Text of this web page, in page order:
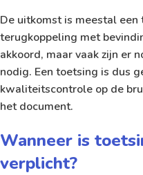
De uitkomst is meestal
terugkoppeling met
akkoord, maar vaak zijn er
nodig. Een toetsing is dus
kwaliteitscontrole op de
het document.
Wanneer is
verplicht?